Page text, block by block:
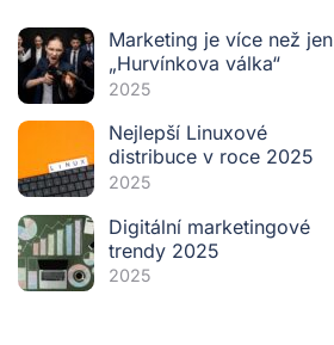
Marketing je více než jen
„Hurvínkova válka“
2025
Nejlepší Linuxové
distribuce v roce 2025
2025
Digitální marketingové
trendy 2025
2025